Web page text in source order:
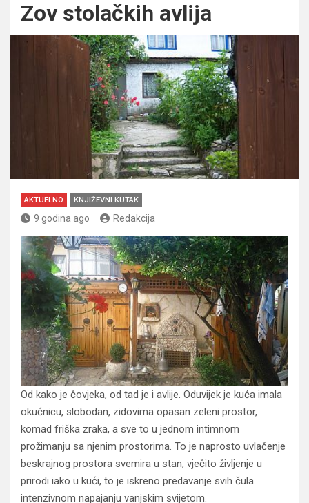
Zov stolačkih avlija
AKTUELNO KNJIŽEVNI KUTAK
9 godina ago Redakcija
Od kako je čovjeka, od tad je i avlije. Oduvijek je kuća imala
okućnicu, slobodan, zidovima opasan zeleni prostor,
komad friška zraka, a sve to u jednom intimnom
prožimanju sa njenim prostorima. To je naprosto uvlačenje
beskrajnog prostora svemira u stan, vječito življenje u
prirodi iako u kući, to je iskreno predavanje svih čula
intenzivnom napajanju vanjskim svijetom.